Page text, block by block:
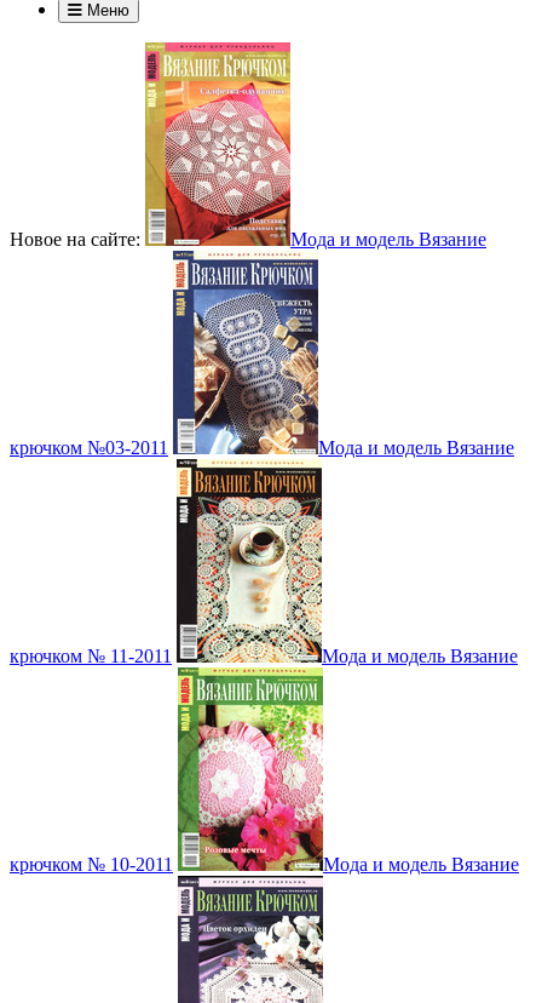
Меню
Новое на сайте: Мода и модель Вязание
крючком №03-2011 Мода и модель Вязание
крючком № 11-2011 Мода и модель Вязание
крючком № 10-2011 Мода и модель Вязание